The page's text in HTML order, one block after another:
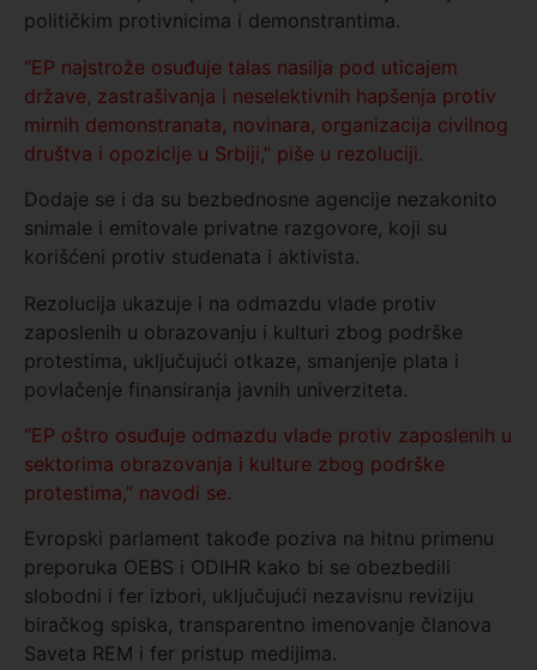
političkim protivnicima i demonstrantima.
“EP najstrože osuđuje talas nasilja pod uticajem
države, zastrašivanja i neselektivnih hapšenja protiv
mirnih demonstranata, novinara, organizacija civilnog
društva i opozicije u Srbiji,” piše u rezoluciji.
Dodaje se i da su bezbednosne agencije nezakonito
snimale i emitovale privatne razgovore, koji su
korišćeni protiv studenata i aktivista.
Rezolucija ukazuje i na odmazdu vlade protiv
zaposlenih u obrazovanju i kulturi zbog podrške
protestima, uključujući otkaze, smanjenje plata i
povlačenje finansiranja javnih univerziteta.
“EP oštro osuđuje odmazdu vlade protiv zaposlenih u
sektorima obrazovanja i kulture zbog podrške
protestima,” navodi se.
Evropski parlament takođe poziva na hitnu primenu
preporuka OEBS i ODIHR kako bi se obezbedili
slobodni i fer izbori, uključujući nezavisnu reviziju
biračkog spiska, transparentno imenovanje članova
Saveta REM i fer pristup medijima.